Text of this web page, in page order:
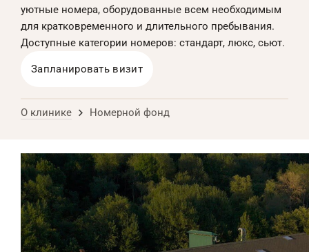
уютные номера, оборудованные всем необходимым
для кратковременного и длительного пребывания.
Доступные категории номеров: стандарт, люкс, сьют.
Запланировать визит
О клинике Номерной фонд